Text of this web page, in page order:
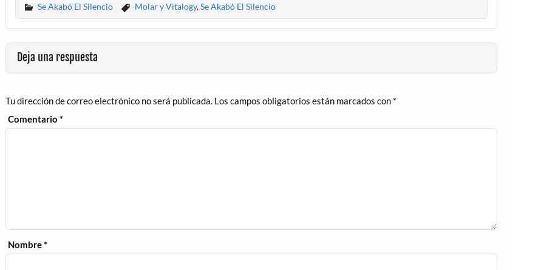
Se Akabó El Silencio Molar y Vitalogy,Se Akabó El Silencio
Deja una respuesta
Tu dirección de correo electrónico no será publicada. Los campos obligatorios están marcados con *
Comentario*
Nombre*